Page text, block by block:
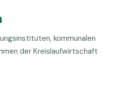
kommunalen
der Kreislaufwirtschaft